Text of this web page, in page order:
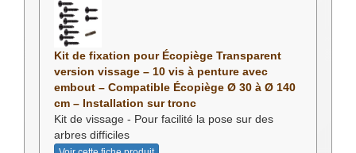
Kit de fixation pour Écopiège Transparent
version vissage – 10 vis à penture avec
embout – Compatible Écopiège Ø 30 à Ø 140
cm – Installation sur tronc
Kit de vissage - Pour facilité la pose sur des
arbres difficiles